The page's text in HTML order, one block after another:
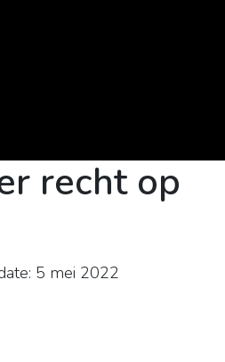
recht op
5 mei 2022